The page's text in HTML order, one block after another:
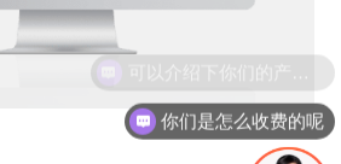
你们是怎么收费的呢